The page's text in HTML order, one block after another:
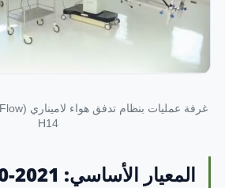
H14
المعيار الأساسي: ASHRAE 170-2021